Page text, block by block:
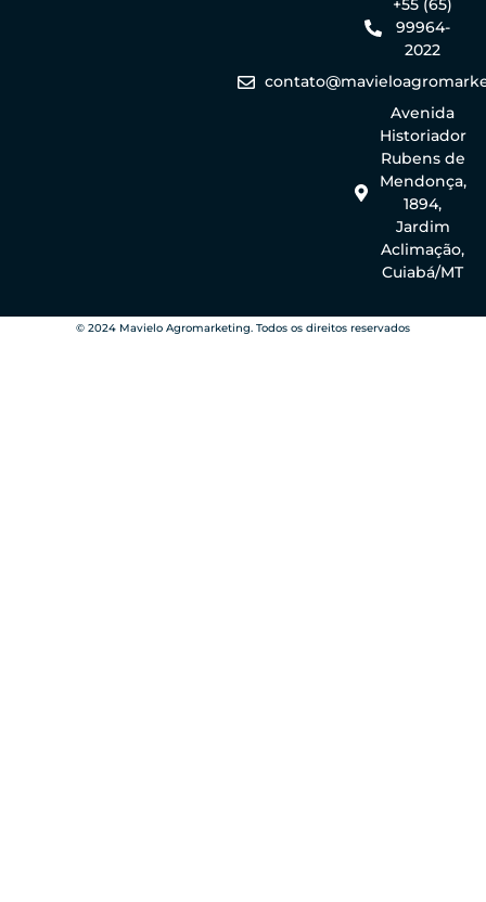
+55 (65)
99964-
2022
Avenida
Historiador
Rubens de
Mendonça,
1894,
Jardim
Aclimação,
Cuiabá/MT
© 2024 Mavielo Agromarketing. Todos os direitos reservados